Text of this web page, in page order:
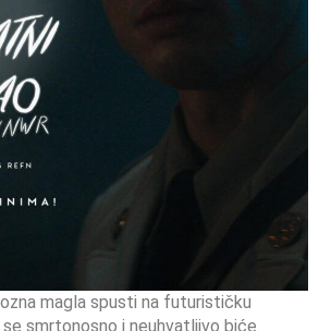
magla spusti na futurističku
smrtonosno i neuhvatljivo biće.